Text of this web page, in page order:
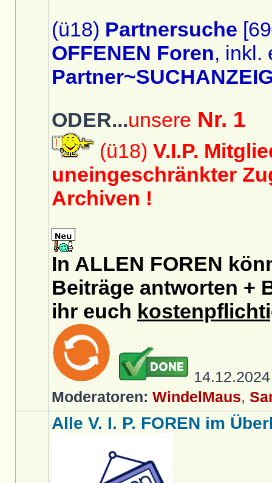
(ü18) Partnersuche
OFFENEN Foren, inkl.
ODER...unsere Nr. 1
(ü18) V.I.P.
uneingeschränkter
Archiven !
In ALLEN FOREN
Beiträge antworten +
ihr euch
Moderatoren: WindelMaus,
Alle V. I. P. FOREN im